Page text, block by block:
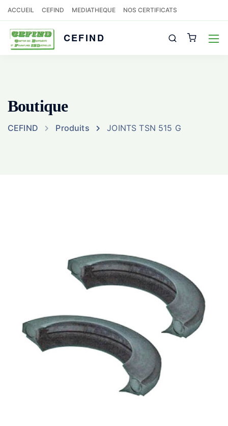
ACCUEIL CEFIND MEDIATHEQUE NOS CERTIFICATS
CEFIND
Boutique
CEFIND Produits JOINTS TSN 515 G